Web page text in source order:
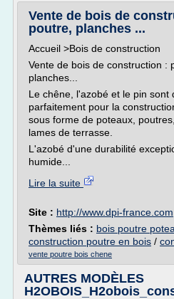
Vente de bois de
poutre, planches ...
Accueil >Bois de construction
Vente de bois de construction :
planches...
Le chêne, l'azobé et le pin sont
parfaitement pour la
sous forme de poteaux,
lames de terrasse.
L'azobé d'une durabilité
humide...
Lire la suite
Site : http://www.dpi-france.com
Thèmes liés : bois poutre
construction poutre en bois /
vente poutre bois chene
AUTRES MODÈLES